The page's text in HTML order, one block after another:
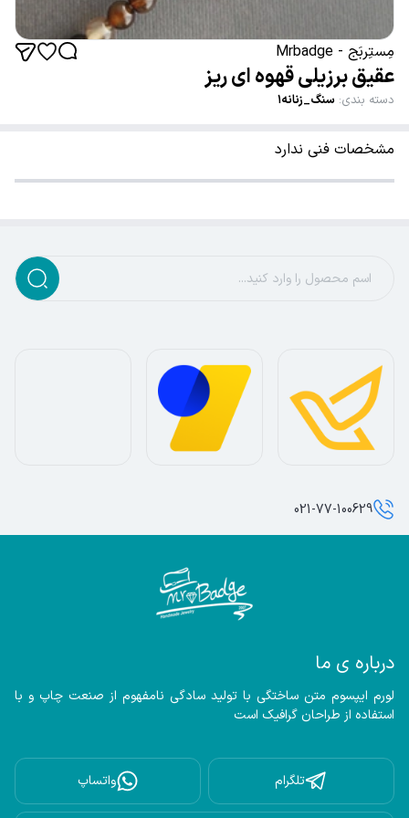
مِستِربَج - Mrbadge
عقیق برزیلی قهوه ای ریز
دسته بندی: سنگ_زنانه۱
مشخصات فنی ندارد
درباره ی ما
استفاده از طراحان گرافیک است
تلگرام واتساپ
021-77-100629